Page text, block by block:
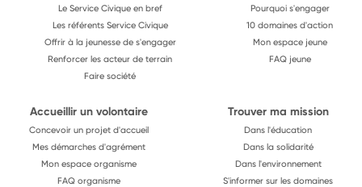
Le Service Civique en bref
Les référents Service Civique
Offrir à la jeunesse de s'engager
Renforcer les acteur de terrain
Faire société
Pourquoi s'engager
10 domaines d'action
Mon espace jeune
FAQ jeune
Accueillir un volontaire
Concevoir un projet d'accueil
Mes démarches d'agrément
Mon espace organisme
FAQ organisme
Trouver ma mission
Dans l'éducation
Dans la solidarité
Dans l'environnement
S'informer sur les domaines